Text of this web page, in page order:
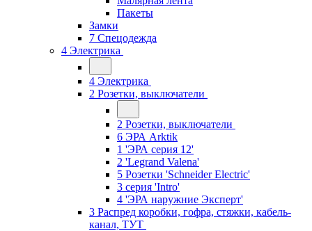
Пакеты
Замки
7 Спецодежда
4 Электрика
4 Электрика
2 Розетки, выключатели
2 Розетки, выключатели
6 ЭРА Arktik
1 'ЭРА серия 12'
2 'Legrand Valena'
5 Розетки 'Schneider Electric'
3 серия 'Intro'
4 'ЭРА наружние Эксперт'
3 Распред коробки, гофра, стяжки, кабель-
канал, ТУТ